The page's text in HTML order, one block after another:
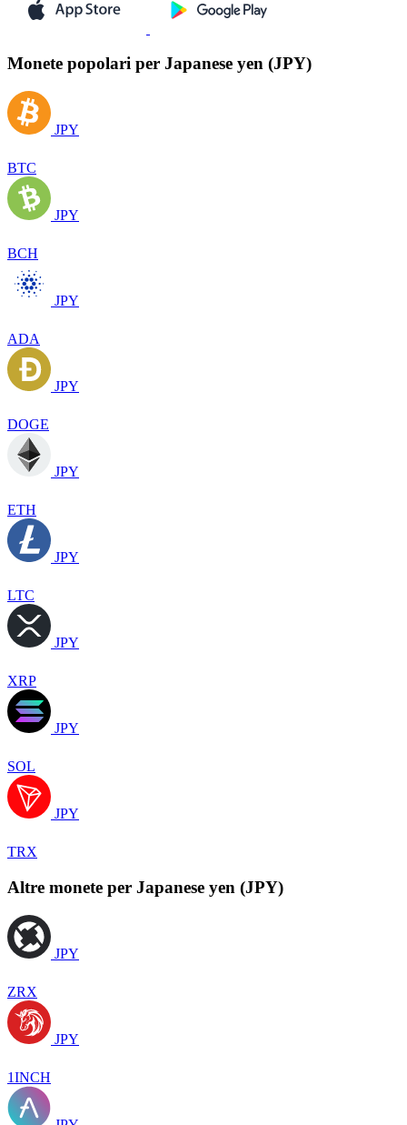
Monete popolari per Japanese yen (JPY)
JPY
BTC
JPY
BCH
JPY
ADA
JPY
DOGE
JPY
ETH
JPY
LTC
JPY
XRP
JPY
SOL
JPY
TRX
Altre monete per Japanese yen (JPY)
JPY
ZRX
JPY
1INCH